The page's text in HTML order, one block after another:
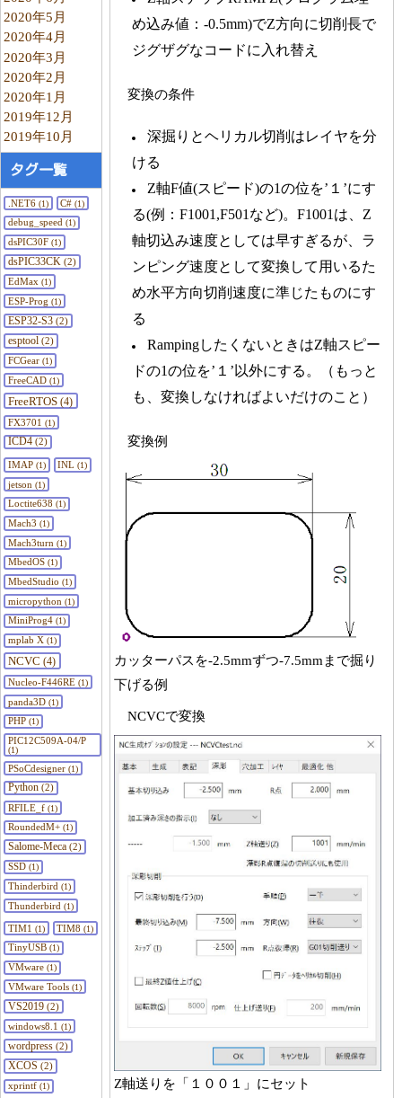
2020年5月
2020年4月
2020年3月
2020年2月
2020年1月
2019年12月
2019年10月
タグ一覧
.NET6(1) C# (1)
debug_speed(1)
dsPIC30F(1)
dsPIC33CK (2)
EdMax (1)
ESP-Prog (1)
ESP32-S3 (2)
esptool (2)
FCGear(1)
FreeCAD(1)
FreeRTOS (4)
FX3701 (1)
ICD4 (2)
IMAP(1) INL (1)
jetson (1)
Loctite638 (1)
Mach3 (1)
Mach3turn (1)
MbedOS(1)
MbedStudio (1)
micropython (1)
MiniProg4(1)
mplab X(1)
NCVC (4)
Nucleo-F446RE(1)
panda3D(1)
PHP(1)
PIC12C509A-04/P
(1)
PSoCdesigner(1)
Python (2)
RFILE_f(1)
RoundedM+(1)
Salome-Meca (2)
SSD(1)
Thinderbird (1)
Thunderbird (1)
TIM1 (1) TIM8 (1)
TinyUSB(1)
VMware(1)
VMware Tools(1)
VS2019 (2)
windows8.1 (1)
wordpress (2)
XCOS (2)
xprintf(1)
め込み値：-0.5mm)でZ方向に切削長で
ジグザグなコードに入れ替え
変換の条件
深掘りとヘリカル切削はレイヤを分
ける
Z軸F値(スピード)の1の位を’１’にす
る(例：F1001,F501など)。F1001は、Z
軸切込み速度としては早すぎるが、ラ
ンピング速度として変換して用いるた
め水平方向切削速度に準じたものにす
る
RampingしたくないときはZ軸スピー
ドの1の位を’１’以外にする。（もっと
も、変換しなければよいだけのこと）
変換例
カッターパスを-2.5mmずつ-7.5mmまで掘り
下げる例
NCVCで変換
Z軸送りを「１００１」にセット